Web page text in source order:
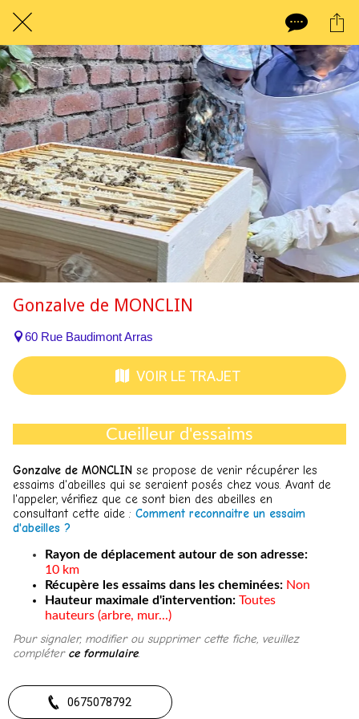
Gonzalve de MONCLIN
60 Rue Baudimont Arras
VOIR LE TRAJET
Cueilleur d'essaims
Gonzalve de MONCLIN se propose de venir récupérer les
essaims d'abeilles qui se seraient posés chez vous. Avant de
l'appeler, vérifiez que ce sont bien des abeilles en
consultant cette aide : Comment reconnaitre un essaim
d'abeilles ?
Rayon de déplacement autour de son adresse:
10 km
Récupère les essaims dans les cheminées: Non
Hauteur maximale d'intervention: Toutes
hauteurs (arbre, mur...)
​Pour signaler, modifier ou supprimer cette fiche, veuillez
compléter ce formulaire.
0675078792